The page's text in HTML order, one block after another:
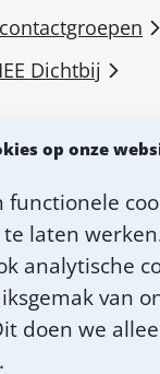
op onze
functionele
laten
analytische
van
doen we
Dichtbij
Dichtbij
Dichtbij